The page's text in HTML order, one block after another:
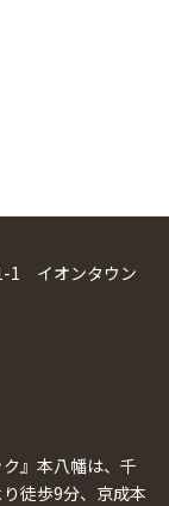
1 イオンタウン
』本八幡は、千
徒歩9分、京成本